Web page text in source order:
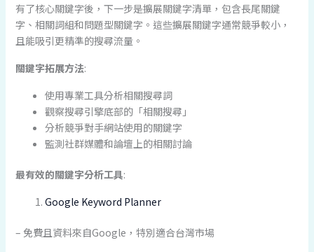
有了核心關鍵字後，下一步是擴展關鍵字清單，包含長尾關鍵
字、相關詞組和問題型關鍵字。這些擴展關鍵字通常競爭較小，
且能吸引更精準的搜尋流量。
關鍵字拓展方法:
使用專業工具分析相關搜尋詞
觀察搜尋引擎底部的「相關搜尋」
分析競爭對手網站使用的關鍵字
監測社群媒體和論壇上的相關討論
最有效的關鍵字分析工具:
Google Keyword Planner
– 免費且資料來自Google，特別適合台灣市場